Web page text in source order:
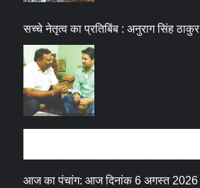
सच्चे नेतृत्व का प्रतिबिंब : अनुराग सिंह ठाकुर